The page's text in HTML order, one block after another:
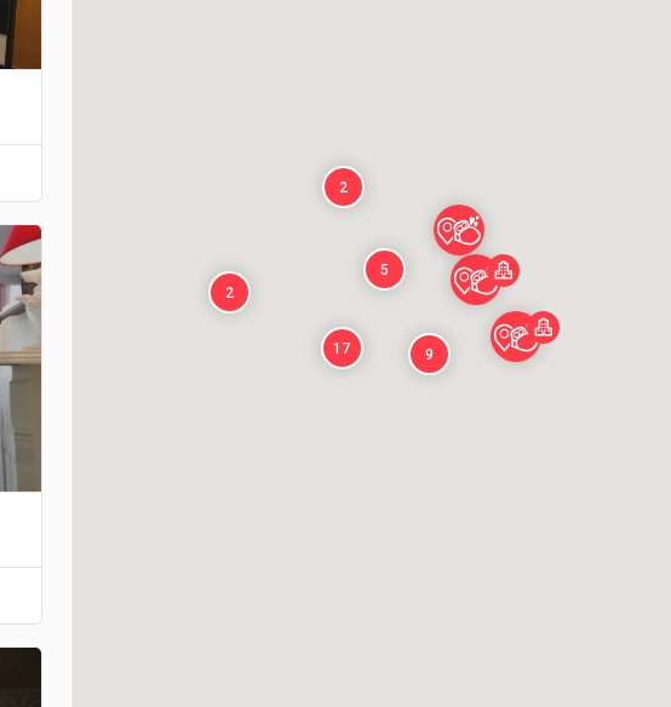
5
9
17
2
2